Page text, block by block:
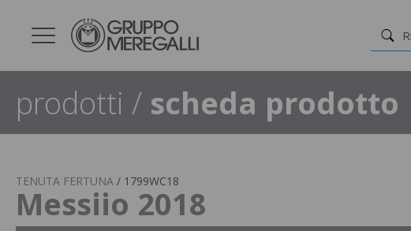
prodotti / scheda prodotto
TENUTA FERTUNA / 1799WC18
Messiio 2018